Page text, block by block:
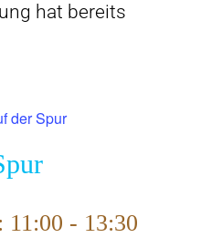
hat bereits
der Spur
11:00 - 13:30